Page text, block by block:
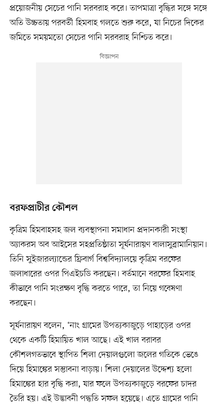
প্রয়োজনীয় সেচের পানি সরবরাহ করে। তাপমাত্রা বৃদ্ধির সঙ্গে সঙ্গে
অতি উচ্চতায় পরবর্তী হিমবাহ গলতে শুরু করে, যা নিচের দিকের
জমিতে সময়মতো সেচের পানি সরবরাহ নিশ্চিত করে।
বরফপ্রাচীর কৌশল
কৃত্রিম হিমবাহসহ জল ব্যবস্থাপনা সমাধান প্রদানকারী সংস্থা
অ্যাকরস অব আইসের সহপ্রতিষ্ঠাতা সূর্যনারায়ণ বালাসুব্রামানিয়ান।
তিনি সুইজারল্যান্ডের ফ্রিবার্গ বিশ্ববিদ্যালয়ে কৃত্রিম বরফের
জলাধারের ওপর পিএইচডি করছেন। বর্তমানে বরফের হিমবাহ
কীভাবে পানি সংরক্ষণ বৃদ্ধি করতে পারে, তা নিয়ে গবেষণা
করছেন।
সূর্যনারায়ণ বলেন, ‘নাং গ্রামের উপত্যকাজুড়ে পাহাড়ের ওপর
থেকে একটি হিমায়িত খাল আছে। এই খাল বরাবর
কৌশলগতভাবে স্থাপিত শিলা দেয়ালগুলো জলের গতিকে ভেঙে
দিয়ে হিমাঙ্কের সম্ভাবনা বাড়ায়। শিলা দেয়ালের উদ্দেশ্য হলো
হিমাঙ্কের হার বৃদ্ধি করা, যার ফলে উপত্যকাজুড়ে বরফের চাদর
তৈরি হয়। এই উদ্ভাবনী পদ্ধতি সফল হয়েছে। এতে গ্রামের পানি